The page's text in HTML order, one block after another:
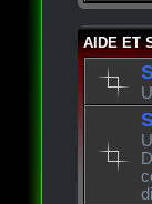
AIDE ET